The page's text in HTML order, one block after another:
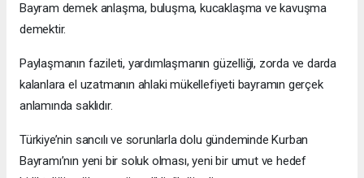
Bayram demek anlaşma, buluşma, kucaklaşma ve kavuşma
demektir.
Paylaşmanın fazileti, yardımlaşmanın güzelliği, zorda ve darda
kalanlara el uzatmanın ahlaki mükellefiyeti bayramın gerçek
anlamında saklıdır.
Türkiye’nin sancılı ve sorunlarla dolu gündeminde Kurban
Bayramı’nın yeni bir soluk olması, yeni bir umut ve hedef